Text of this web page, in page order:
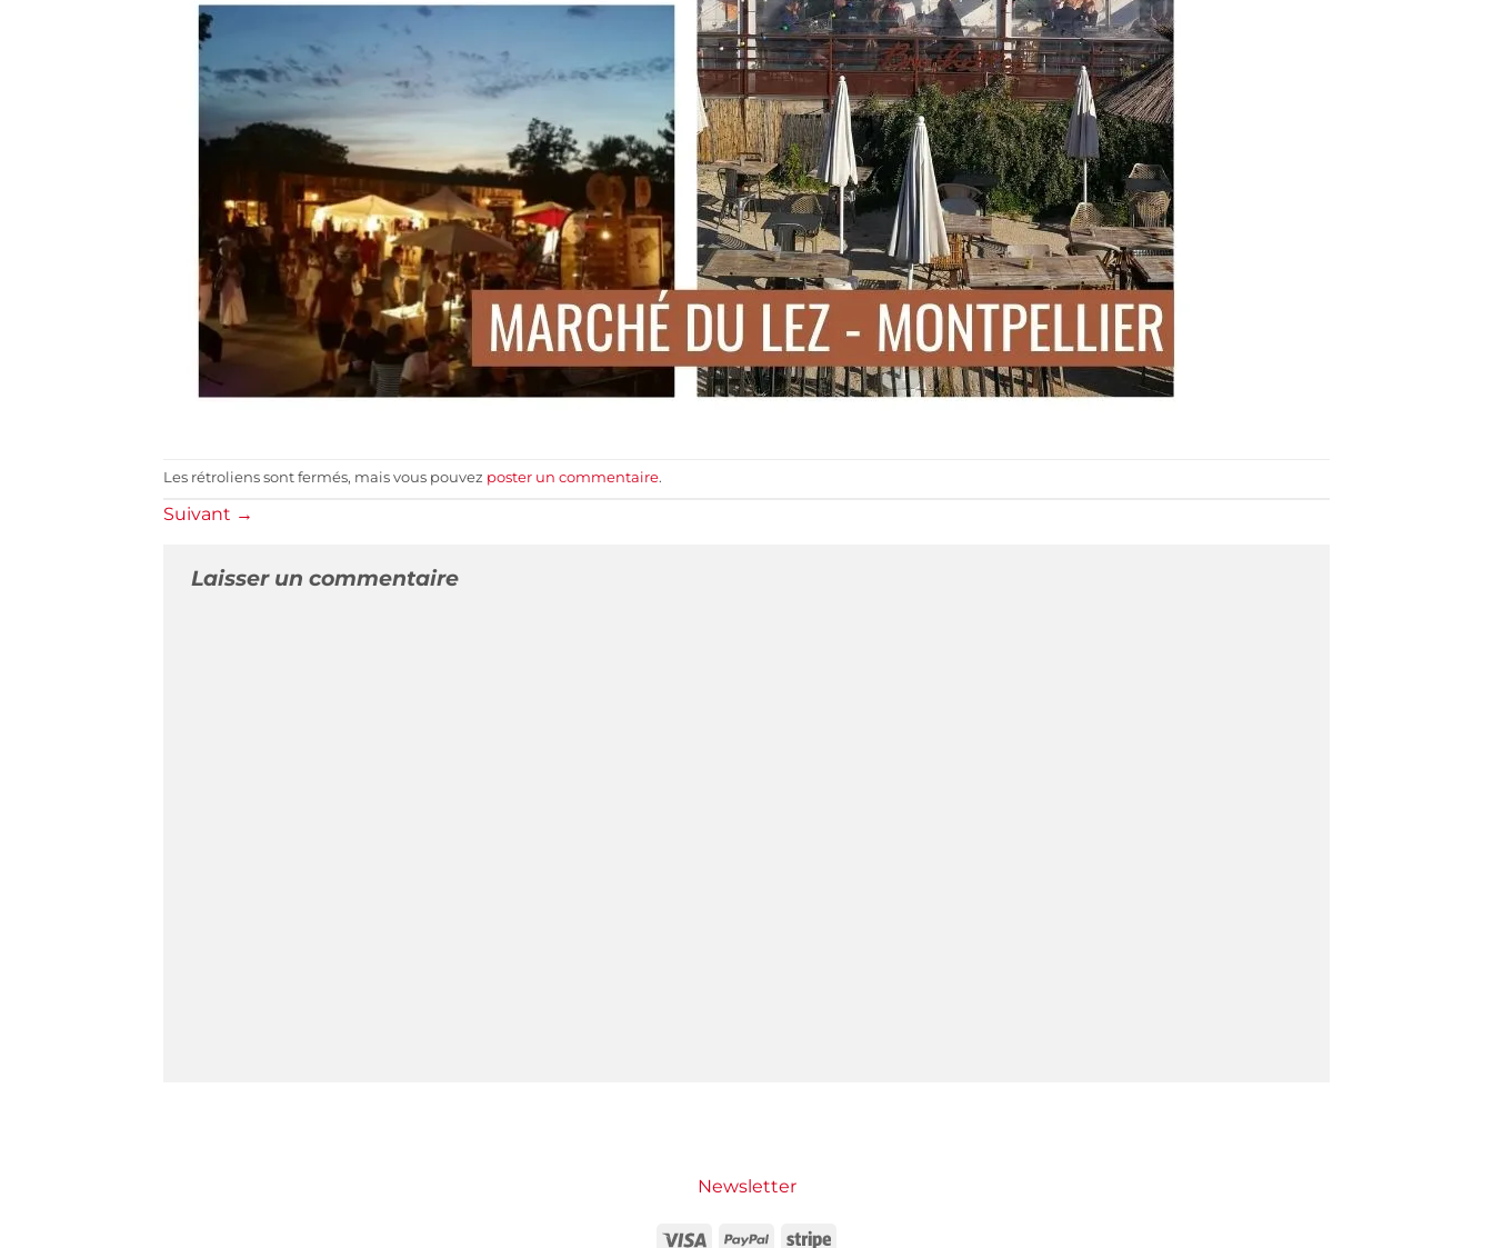
Les rétroliens sont fermés, mais vous pouvez poster un commentaire.
Suivant →
Laisser un commentaire
Newsletter
Visa PayPal Stripe